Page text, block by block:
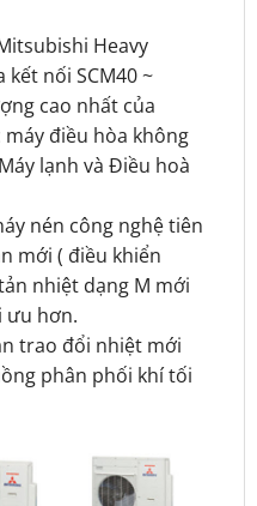
Heavy
nối SCM40 ~
cao nhất của
máy điều hòa không
lạnh và Điều hoà
nén công nghệ tiên
mới ( điều khiển
nhiệt dạng M mới
ưu hơn.
trao đổi nhiệt mới
phân phối khí tối